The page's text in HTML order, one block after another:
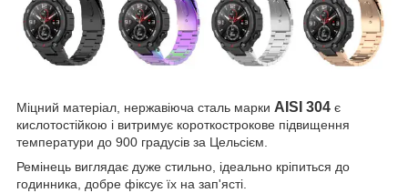
Міцний матеріал, нержавіюча сталь марки AISI 304 є
кислотостійкою і витримує короткострокове підвищення
температури до 900 градусів за Цельсієм.
Ремінець виглядає дуже стильно, ідеально кріпиться до
годинника, добре фіксує їх на зап'ясті.